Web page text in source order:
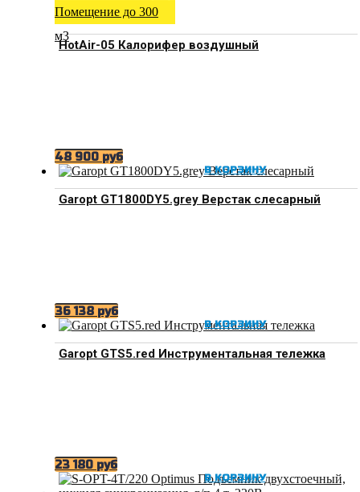
Помещение до 300
м3
HotAir-05 Калорифер воздушный
48 900 руб
В КОРЗИНУ
Garopt GT1800DY5.grey Верстак слесарный
36 138 руб
В КОРЗИНУ
Garopt GTS5.red Инструментальная тележка
23 180 руб
В КОРЗИНУ